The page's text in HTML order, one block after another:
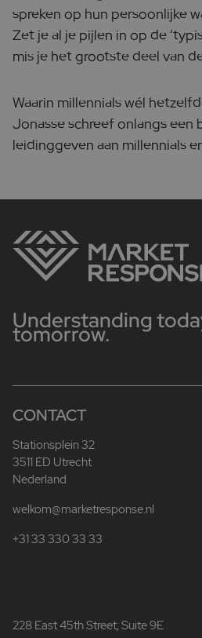
spreken op hun persoonlijke
Zet je al je pijlen in op de
mis je het grootste deel van
Waarin millennials wél
Jonasse schreef onlangs een
leidinggeven aan millennials
Understanding
tomorrow.
CONTACT
Stationsplein 32
3511 ED Utrecht
Nederland
welkom@marketresponse.nl
+31 33 330 33 33
228 East 45th Street, Suite 9E